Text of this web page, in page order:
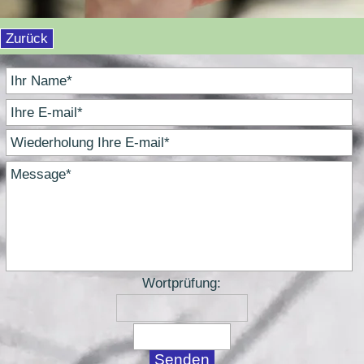
Zurück
Wortprüfung: